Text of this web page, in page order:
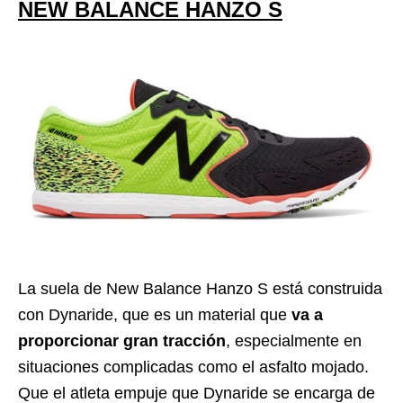
NEW BALANCE HANZO S
La suela de New Balance Hanzo S está construida
con Dynaride, que es un material que va a
proporcionar gran tracción, especialmente en
situaciones complicadas como el asfalto mojado.
Que el atleta empuje que Dynaride se encarga de